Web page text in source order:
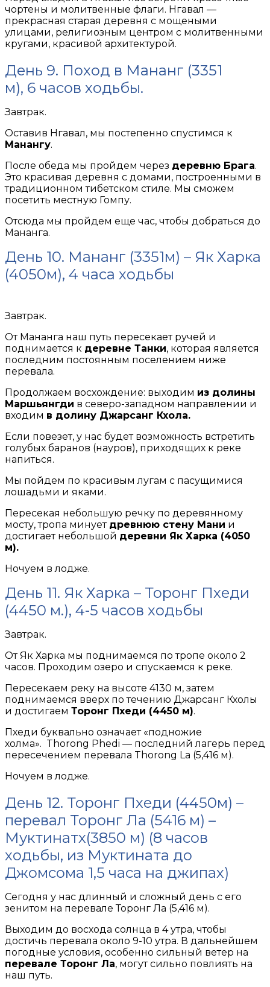
чортены и молитвенные флаги. Нгавал —
прекрасная старая деревня с мощеными
улицами, религиозным центром c молитвенными
кругами, красивой архитектурой.
День 9. Поход в Мананг (3351
м), 6 часов ходьбы.
Завтрак.
Оставив Нгавал, мы постепенно спустимся к
Манангу.
После обеда мы пройдем через деревню Брага.
Это красивая деревня с домами, построенными в
традиционном тибетском стиле. Мы сможем
посетить местную Гомпу.
Отсюда мы пройдем еще час, чтобы добраться до
Мананга.
День 10. Мананг (3351м) – Як Харка
(4050м), 4 часа ходьбы
Завтрак.
От Мананга наш путь пересекает ручей и
поднимается к деревне Танки, которая является
последним постоянным поселением ниже
перевала.
Продолжаем восхождение: выходим из долины
Маршьянгди в северо-западном направлении и
входим в долину Джарсанг Кхола.
Если повезет, у нас будет возможность встретить
голубых баранов (науров), приходящих к реке
напиться.
Мы пойдем по красивым лугам с пасущимися
лошадьми и яками.
Пересекая небольшую речку по деревянному
мосту, тропа минует древнюю стену Мани и
достигает небольшой деревни Як Харка (4050
м).
Ночуем в лодже.
День 11. Як Харка – Торонг Пхеди
(4450 м.), 4-5 часов ходьбы
Завтрак.
От Як Харка мы поднимаемся по тропе около 2
часов. Проходим озеро и спускаемся к реке.
Пересекаем реку на высоте 4130 м, затем
поднимаемся вверх по течению Джарсанг Кхолы
и достигаем Торонг Пхеди (4450 м).
Пхеди буквально означает «подножие
холма». Thorong Phedi — последний лагерь перед
пересечением перевала Thorong La (5,416 м).
Ночуем в лодже.
День 12. Торонг Пхеди (4450м) –
перевал Торонг Ла (5416 м) –
Муктинатх(3850 м) (8 часов
ходьбы, из Муктината до
Джомсома 1,5 часа на джипах)
Сегодня у нас длинный и сложный день с его
зенитом на перевале Торонг Ла (5,416 м).
Выходим до восхода солнца в 4 утра, чтобы
достичь перевала около 9-10 утра. В дальнейшем
погодные условия, особенно сильный ветер на
перевале Торонг Ла, могут сильно повлиять на
наш путь.